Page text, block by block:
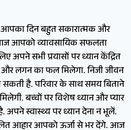
दिन बहुत सकारात्मक और
आपको व्यावसायिक सफलता
अपने सभी प्रयासों पर ध्यान केंद्रित
लगन का फल मिलेगा. निजी जीवन
सकती है. परिवार के साथ समय बिताने
बच्चों पर विशेष ध्यान और प्यार
अपने स्वास्थ्य पर ध्यान देना न भूलें.
आहार आपको ऊर्जा से भर देंगे. आज